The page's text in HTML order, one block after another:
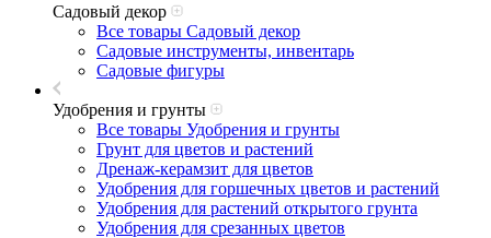
Садовый декор
Все товары Садовый декор
Садовые инструменты, инвентарь
Садовые фигуры
Удобрения и грунты
Все товары Удобрения и грунты
Грунт для цветов и растений
Дренаж-керамзит для цветов
Удобрения для горшечных цветов и растений
Удобрения для растений открытого грунта
Удобрения для срезанных цветов